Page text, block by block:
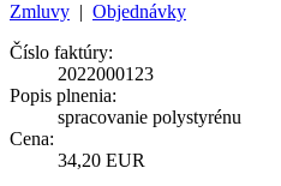
Zmluvy | Objednávky
Číslo faktúry:
2022000123
Popis plnenia:
spracovanie polystyrénu
Cena:
34,20 EUR